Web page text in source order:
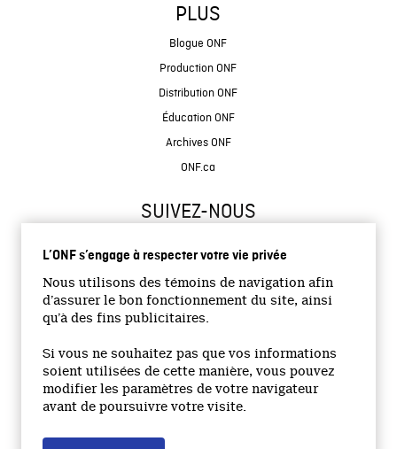
L’ONF s’engage à respecter votre vie privée
Nous utilisons des témoins de navigation afin
d’assurer le bon fonctionnement du site, ainsi
qu’à des fins publicitaires.
Si vous ne souhaitez pas que vos informations
soient utilisées de cette manière, vous pouvez
modifier les paramètres de votre navigateur
avant de poursuivre votre visite.
PLUS
Blogue ONF
Production ONF
Distribution ONF
Éducation ONF
Archives ONF
ONF.ca
SUIVEZ-NOUS
Site institutionnel
Accessibilité
Politique de confidentialité